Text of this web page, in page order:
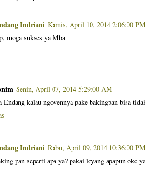
Indriani Kamis, April 10, 2014 2:06:00 PM
moga sukses ya Mba
Senin, April 07, 2014 5:29:00 AM
Endang kalau ngovennya pake bakingpan bisa
Indriani Rabu, April 09, 2014 10:36:00 PM
pan seperti apa ya? pakai loyang apapun oke